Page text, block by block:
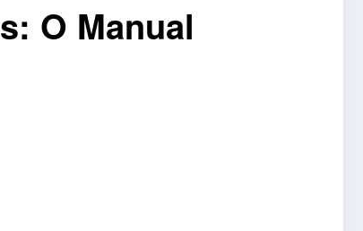
O Manual